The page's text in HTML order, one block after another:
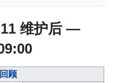
维护后 —
顾